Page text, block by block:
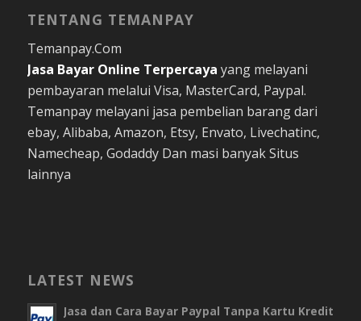
TENTANG TEMANPAY
Temanpay.Com
Jasa Bayar Online Terpercaya yang melayani
pembayaran melalui Visa, MasterCard, Paypal.
Temanpay melayani jasa pembelian barang dari
ebay, Alibaba, Amazon, Etsy, Envato, Livechatinc,
Namecheap, Godaddy Dan masi banyak Situs
lainnya
LATEST NEWS
Jasa dan Cara Bayar Paypal Tanpa Kartu Kredit